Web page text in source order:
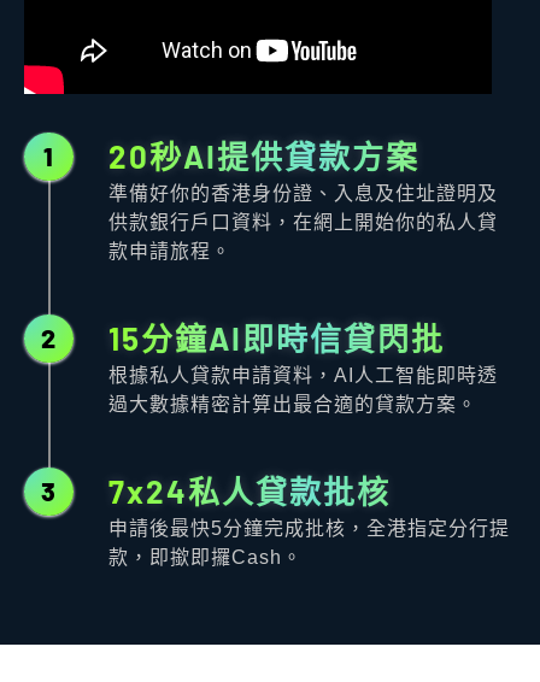
1 20秒AI提供貸款方案
準備好你的香港身份證、入息及住址證明及
供款銀行戶口資料，在網上開始你的私人貸
款申請旅程。
2 15分鐘AI即時信貸閃批
根據私人貸款申請資料，AI人工智能即時透
過大數據精密計算出最合適的貸款方案。
3 7x24私人貸款批核
申請後最快5分鐘完成批核，全港指定分行提
款，即撳即攞Cash。